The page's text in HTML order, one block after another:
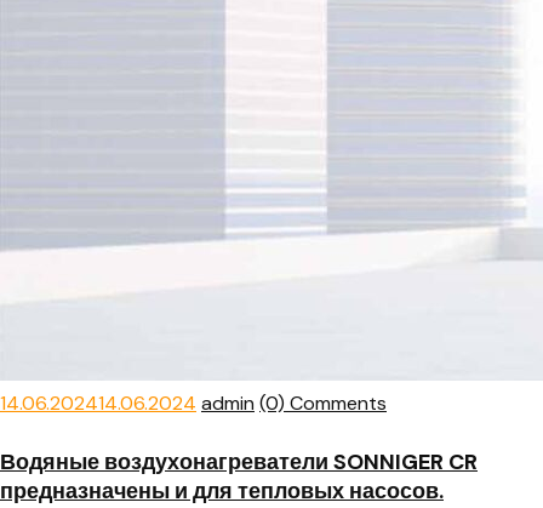
Posted
14.06.202414.06.2024 Author
admin (0) Comments
Водяные воздухонагреватели SONNIGER CR
предназначены и для тепловых насосов.